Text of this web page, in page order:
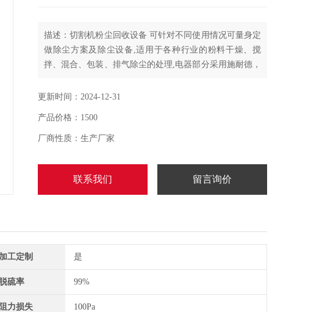
描述：切割机粉尘回收设备 可针对不同使用情况可量身定
做除尘方案及除尘设备,适用于各种行业的粉料干燥、搅
拌、混合、包装、排气除尘的处理,电器部分采用施耐德，
更新时间：2024-12-31
产品价格：1500
厂商性质：生产厂家
联系我们 留言询价
加工定制 是
脱硫率 99%
阻力损失 100Pa